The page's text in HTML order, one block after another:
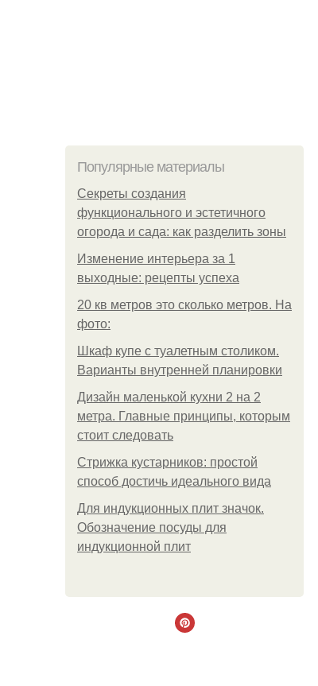
Популярные материалы
Секреты создания
функционального и эстетичного
огорода и сада: как разделить зоны
Изменение интерьера за 1
выходные: рецепты успеха
20 кв метров это сколько метров. На
фото:
Шкаф купе с туалетным столиком.
Варианты внутренней планировки
Дизайн маленькой кухни 2 на 2
метра. Главные принципы, которым
стоит следовать
Стрижка кустарников: простой
способ достичь идеального вида
Для индукционных плит значок.
Обозначение посуды для
индукционной плит